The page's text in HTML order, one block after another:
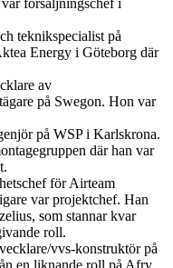
teknikspecialist på
Energy i Göteborg där
av
på Swegon. Hon var
på WSP i Karlskrona.
där han var
för Airteam
var projektchef. Han
som stannar kvar
roll.
vvs-konstruktör på
en liknande roll på Afry.